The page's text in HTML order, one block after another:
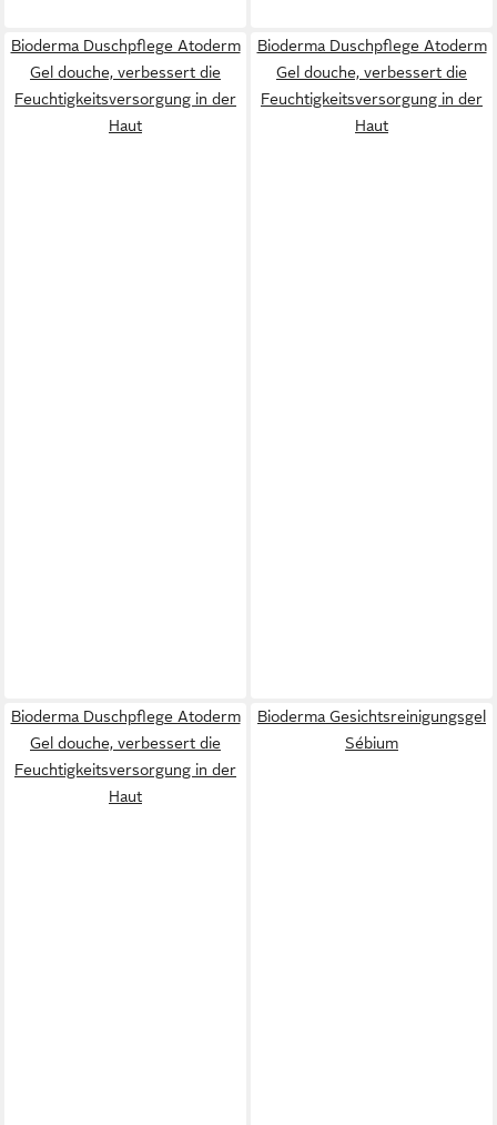
Bioderma Duschpflege Atoderm
Gel douche, verbessert die
Feuchtigkeitsversorgung in der
Haut
Bioderma Duschpflege Atoderm
Gel douche, verbessert die
Feuchtigkeitsversorgung in der
Haut
Bioderma Duschpflege Atoderm
Gel douche, verbessert die
Feuchtigkeitsversorgung in der
Haut
Bioderma Gesichtsreinigungsgel
Sébium